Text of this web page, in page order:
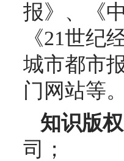
报》、《
《21世纪
城市都市
门网站等。
知识版权
司；